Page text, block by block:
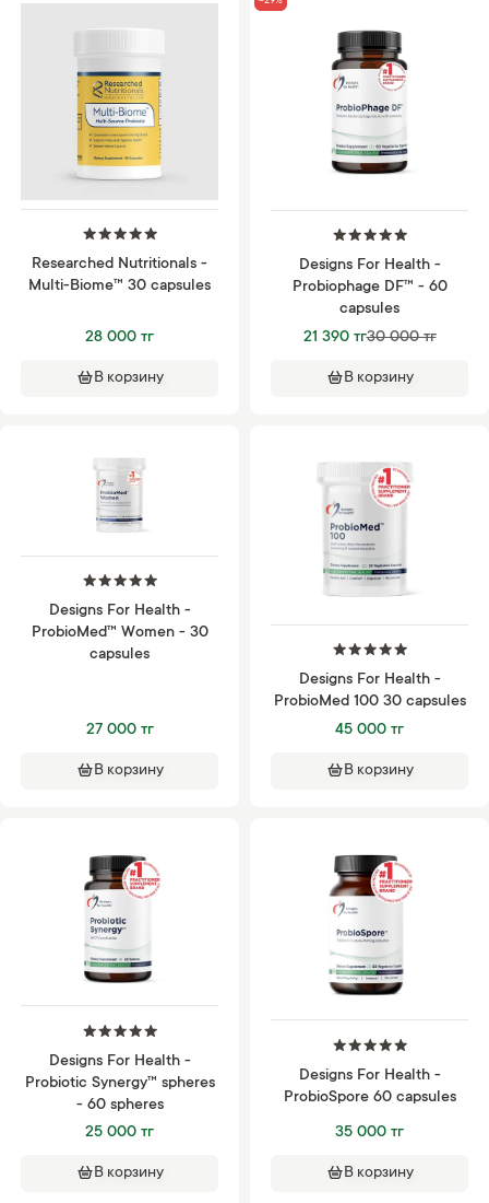
Researched Nutritionals -
Multi-Biome™ 30 capsules
28 000 тг
В корзину
Designs For Health -
Probiophage DF™ - 60
capsules
21 390 тг30 000 тг
В корзину
Designs For Health -
ProbioMed™ Women - 30
capsules
27 000 тг
В корзину
Designs For Health -
ProbioMed 100 30 capsules
45 000 тг
В корзину
Designs For Health -
Probiotic Synergy™ spheres
- 60 spheres
25 000 тг
В корзину
Designs For Health -
ProbioSpore 60 capsules
35 000 тг
В корзину